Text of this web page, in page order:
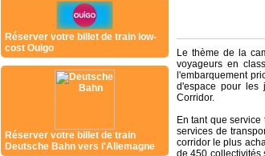
Réserver votre billet de train low-
cost Ouigo
Réserver votre billet de train
Deutsche Bahn vers l'Allemagne
Le thème de la
voyageurs en
l'embarquement
d'espace pour les
Corridor.
En tant que
services de
corridor le plus